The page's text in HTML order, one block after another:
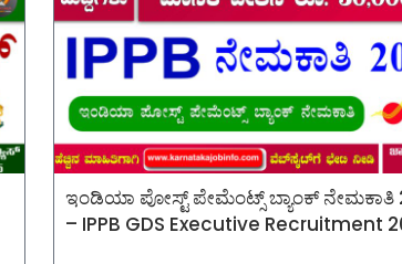
ಇಂಡಿಯಾ ಪೋಸ್ಟ್ ಪೇಮೆಂಟ್ಸ್ ಬ್ಯಾಂಕ್ ನೇಮಕಾತಿ
– IPPB GDS Executive Recruitment